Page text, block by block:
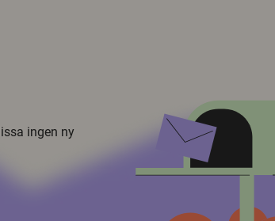
ingen ny